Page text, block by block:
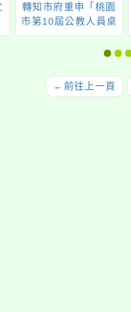
轉知市府重申「桃園
市第10屆公教人員桌
球錦標賽」報名注意
← 前往上一頁